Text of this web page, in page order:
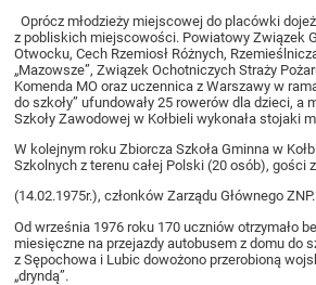
Oprócz młodzieży miejscowej do placówki
z pobliskich miejscowości. Powiatowy Związek
Otwocku, Cech Rzemiosł Różnych,
„Mazowsze”, Związek Ochotniczych Straży
Komenda MO oraz uczennica z Warszawy w
do szkoły” ufundowały 25 rowerów dla dzieci, a
Szkoły Zawodowej w Kołbieli wykonała stojaki
W kolejnym roku Zbiorcza Szkoła Gminna w
Szkolnych z terenu całej Polski (20 osób), gości
(14.02.1975r.), członków Zarządu Głównego ZNP.
Od września 1976 roku 170 uczniów otrzymało
miesięczne na przejazdy autobusem z domu do
z Sępochowa i Lubic dowożono przerobioną
„dryndą”.